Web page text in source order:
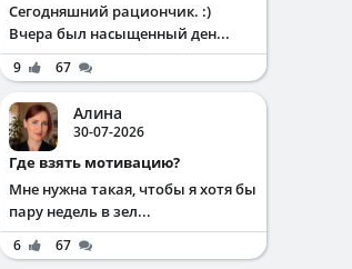
Сегодняшний рациончик. :)
Вчера был насыщенный ден...
9 67
Алина
30-07-2026
Где взять мотивацию?
Мне нужна такая, чтобы я хотя бы
пару недель в зел...
6
67